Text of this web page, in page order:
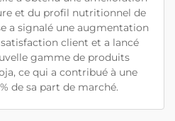
et du profil nutritionnel de
a signalé une augmentation
client et a lancé
gamme de produits
ce qui a contribué à une
de sa part de marché.